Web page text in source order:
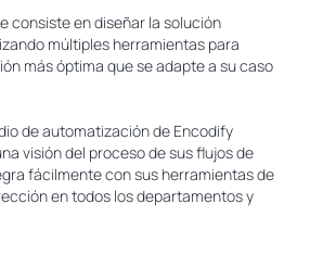
consiste en diseñar la solución
múltiples herramientas para
más óptima que se adapte a su caso
de automatización de Encodify
visión del proceso de sus flujos de
fácilmente con sus herramientas de
en todos los departamentos y